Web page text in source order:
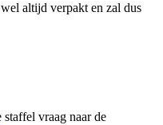
altijd verpakt en zal dus
staffel vraag naar de